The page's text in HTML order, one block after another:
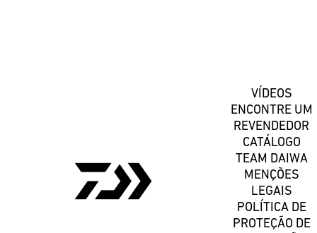
VÍDEOS
ENCONTRE UM
REVENDEDOR
CATÁLOGO
TEAM DAIWA
MENÇÕES
LEGAIS
POLÍTICA DE
PROTEÇÃO DE